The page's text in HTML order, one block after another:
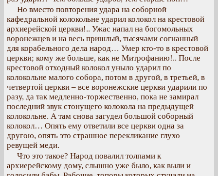
Но вместо повторения удара на соборной
кафедральной колокольне ударил колокол на крестовой
архиерейской церкви!.. Ужас напал на богомольных
воронежцев и на весь пришлый, тысячами согнанный
для корабельного дела народ… Умер кто-то в крестовой
церкви; кому же больше, как не Митрофанию!.. После
крестовой отходный колокол уныло ударил по
колокольне малого собора, потом в другой, в третьей, в
четвертой церкви – все воронежские церкви ударили по
разу, да так медленно-торжественно, пока не замирал
последний звук стонущего колокола на предыдущей
колокольне. А там снова загудел большой соборный
колокол… Опять ему ответили все церкви одна за
другою, опять это страшное перекликание глухо
ревущей меди.
Что это такое? Народ повалил толпами к
архиерейскому дому, слышно уже было, как выли и